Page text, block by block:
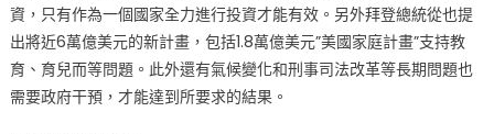
資，只有作為一個國家全力進行投資才能有效。另外拜登總統從也提
出將近6萬億美元的新計畫，包括1.8萬億美元”美國家庭計畫”支持教
育、育兒而等問題。此外還有氣候變化和刑事司法改革等長期問題也
需要政府干預，才能達到所要求的結果。